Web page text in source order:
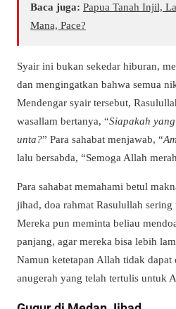
Baca juga: Papua Tanah Injil,
Mana, Pace?
Syair ini bukan sekedar hiburan,
dan mengingatkan bahwa semua
Mendengar syair tersebut,
wasallam bertanya, “Siapakah
unta?” Para sahabat menjawab, “
lalu bersabda, “Semoga Allah
Para sahabat memahami betul
jihad, doa rahmat Rasulullah
Mereka pun meminta beliau
panjang, agar mereka bisa lebih
Namun ketetapan Allah tidak dapat
anugerah yang telah tertulis untuk